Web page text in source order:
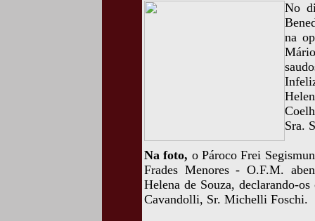
No
na
Sra.
Na foto, o Pároco Frei
Frades Menores - O.F.M.
Helena de Souza, declarando-
Cavandolli, Sr. Michelli Foschi.